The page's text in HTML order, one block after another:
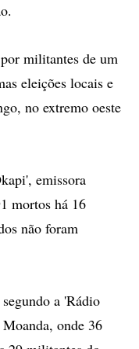
militantes de um
eleições locais e
no extremo oeste
emissora
mortos há 16
não foram
a 'Rádio
onde 36